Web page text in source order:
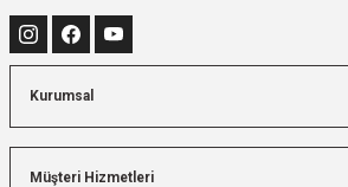
Kurumsal
Müşteri Hizmetleri